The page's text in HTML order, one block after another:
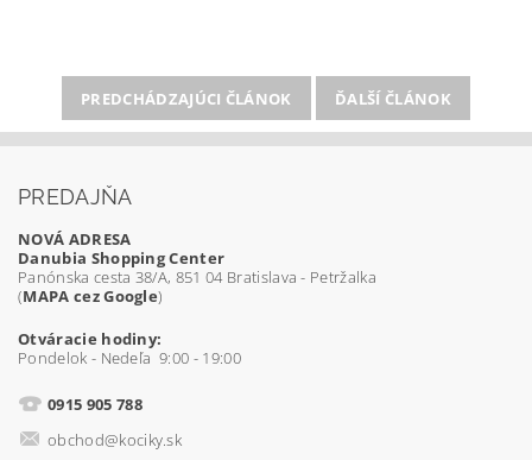
PREDCHÁDZAJÚCI ČLÁNOK ĎALŠÍ ČLÁNOK
PREDAJŇA
NOVÁ ADRESA
Danubia Shopping Center
Panónska cesta 38/A, 851 04 Bratislava - Petržalka
(MAPA cez Google)
Otváracie hodiny:
Pondelok - Nedeľa 9:00 - 19:00
0915 905 788
obchod@kociky.sk